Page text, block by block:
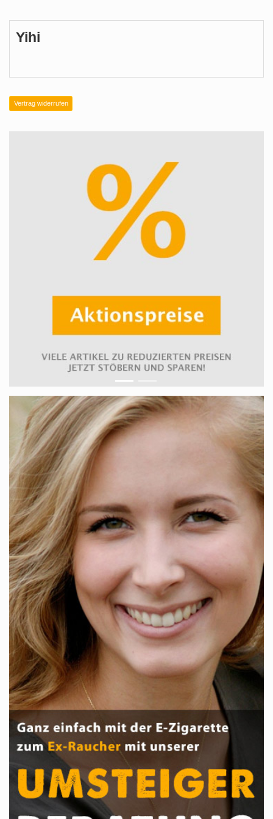
Vertrag widerrufen
Yihi